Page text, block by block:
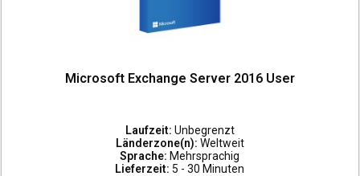
Microsoft Exchange Server 2016 User
Laufzeit: Unbegrenzt
Länderzone(n): Weltweit
Sprache: Mehrsprachig
Lieferzeit: 5 - 30 Minuten